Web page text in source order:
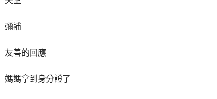
彌補
友善的回應
媽媽拿到身分證了